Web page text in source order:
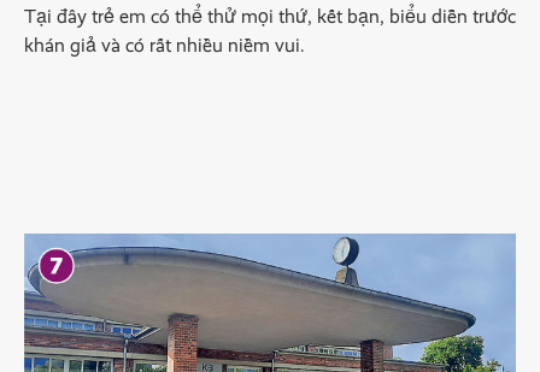
Tại đây trẻ em có thể thử mọi thứ, kết bạn, biểu diễn trước
khán giả và có rất nhiều niềm vui.